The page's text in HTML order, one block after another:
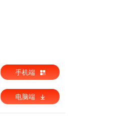
手机端
电脑端